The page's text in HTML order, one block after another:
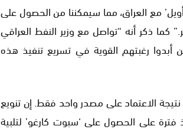
أويل’ مع العراق، مما سيمكننا من الحصول على
كما ذكر أنه “تواصل مع وزير النفط العراقي
أبدوا رغبتهم القوية في تسريع تنفيذ هذه
الاعتماد على مصدر واحد فقط. إن تنويع
فترة على الحصول على ‘سبوت كارغو’ لتلبية